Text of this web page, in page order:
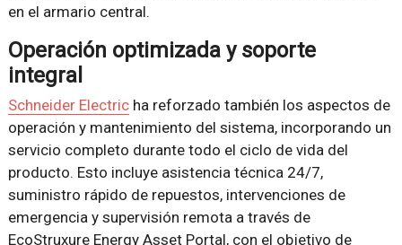
en el armario central.
Operación optimizada y soporte
integral
Schneider Electricha reforzado también los aspectos de
operación y mantenimiento del sistema, incorporando un
servicio completo durante todo el ciclo de vida del
producto. Esto incluye asistencia técnica 24/7,
suministro rápido de repuestos, intervenciones de
emergencia y supervisión remota a través de
EcoStruxure Energy Asset Portal, con el objetivo de